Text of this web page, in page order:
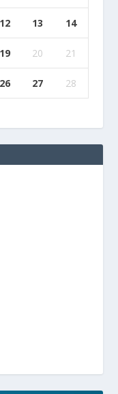
12 13 14
19 20 21
26 27
28